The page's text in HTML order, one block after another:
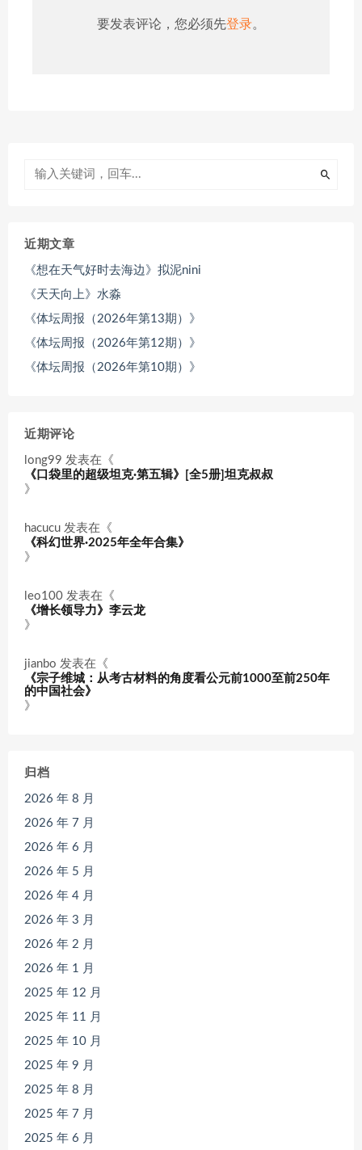
要发表评论，您必须先登录。
近期文章
《想在天气好时去海边》拟泥nini
《天天向上》水淼
《体坛周报（2026年第13期）》
《体坛周报（2026年第12期）》
《体坛周报（2026年第10期）》
近期评论
long99 发表在《
《口袋里的超级坦克·第五辑》[全5册]坦克叔叔
》
hacucu 发表在《
《科幻世界·2025年全年合集》
》
leo100 发表在《
《增长领导力》李云龙
》
jianbo 发表在《
《宗子维城：从考古材料的角度看公元前1000至前250年
的中国社会》
》
归档
2026 年 8 月
2026 年 7 月
2026 年 6 月
2026 年 5 月
2026 年 4 月
2026 年 3 月
2026 年 2 月
2026 年 1 月
2025 年 12 月
2025 年 11 月
2025 年 10 月
2025 年 9 月
2025 年 8 月
2025 年 7 月
2025 年 6 月